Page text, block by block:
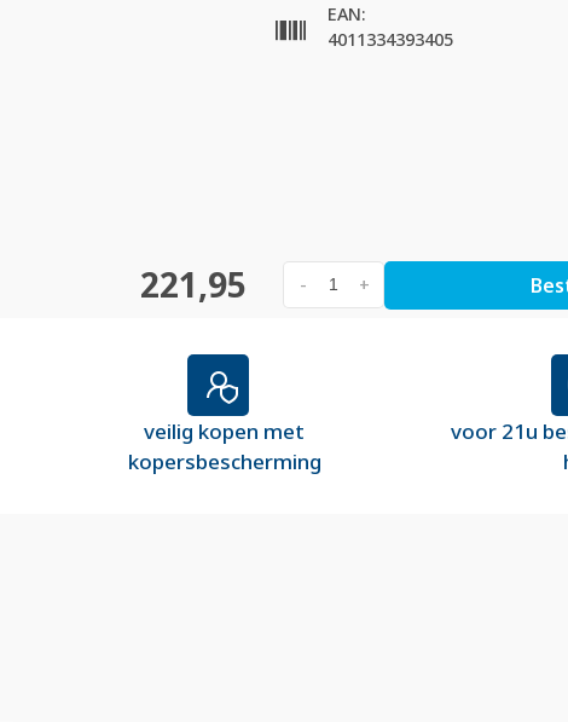
EAN:
4011334393405
221,95 +
-
veilig kopen met
kopersbescherming
voor 21u